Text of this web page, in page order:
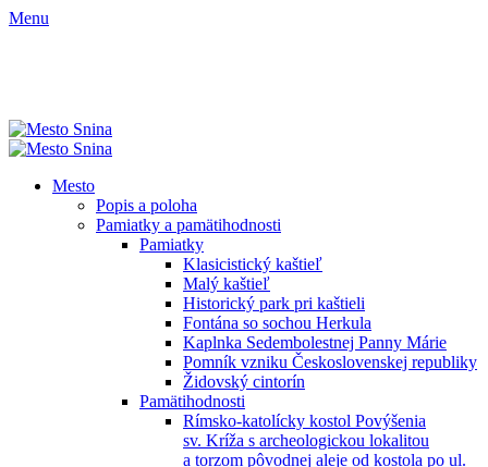
Menu
Mesto
Popis a poloha
Pamiatky a pamätihodnosti
Pamiatky
Klasicistický kaštieľ
Malý kaštieľ
Historický park pri kaštieli
Fontána so sochou Herkula
Kaplnka Sedembolestnej Panny Márie
Pomník vzniku Československej republiky
Židovský cintorín
Pamätihodnosti
Rímsko-katolícky kostol Povýšenia
sv. Kríža s archeologickou lokalitou
a torzom pôvodnej aleje od kostola po ul.